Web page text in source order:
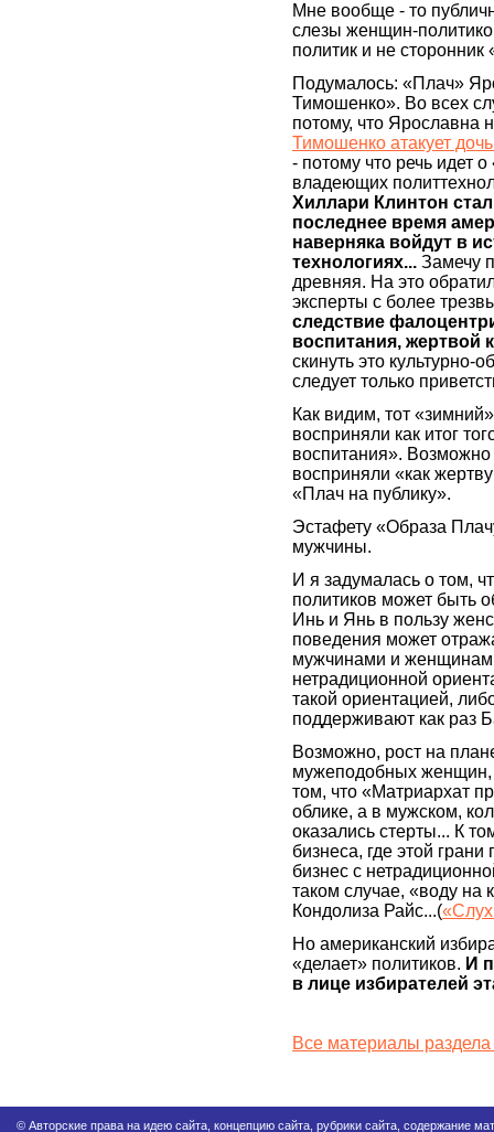
Мне вообще - то
слезы женщин-
политик и не
Подумалось: «Плач»
Тимошенко». Во всех
потому, что Ярославна
Тимошенко атакует
- потому что речь идет
владеющих
Хиллари Клинтон
последнее время
наверняка войдут в
технологиях... Замечу
древняя. На это
эксперты с более
следствие
воспитания, жертвой
скинуть это культурно-
следует только
Как видим, тот
восприняли как итог
воспитания».
восприняли «как
«Плач на публику».
Эстафету «Образа
мужчины.
И я задумалась о том,
политиков может быть
Инь и Янь в пользу
поведения может
мужчинами и
нетрадиционной
такой ориентацией,
поддерживают как раз
Возможно, рост на
мужеподобных женщин,
том, что «Матриархат
облике, а в мужском,
оказались стерты... К
бизнеса, где этой
бизнес с
таком случае, «воду
Кондолиза Райс...(
Но американский
«делает» политиков. И
в лице избирателей
Все материалы
© Авторские права на идею сайта, концепцию сайта, рубрики сайта, содержание